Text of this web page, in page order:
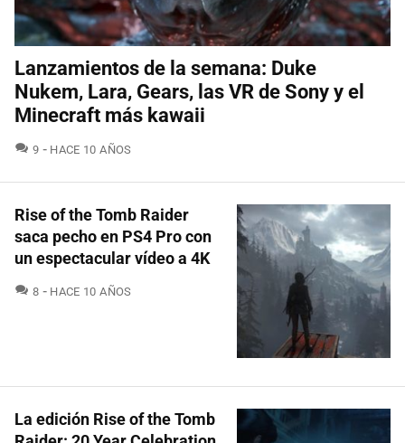
Lanzamientos de la semana: Duke
Nukem, Lara, Gears, las VR de Sony y el
Minecraft más kawaii
9 COMENTARIOS
HACE 10 AÑOS
Rise of the Tomb Raider
saca pecho en PS4 Pro con
un espectacular vídeo a 4K
8 COMENTARIOS
HACE 10 AÑOS
La edición Rise of the Tomb